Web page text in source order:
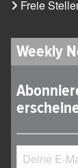
Freie
Weekly